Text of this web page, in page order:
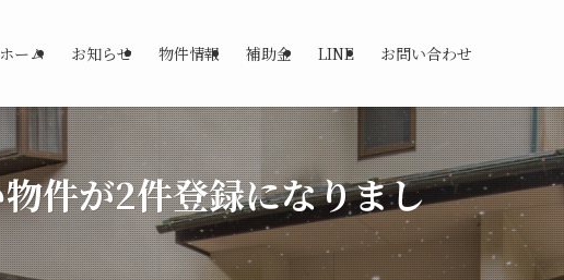
ホーム お知らせ 物件情報 補助金 LINE お問い合わせ
件が2件登録になりまし